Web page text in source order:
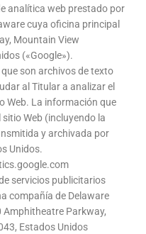
analítica web prestado por
cuya oficina principal
Mountain View
(«Google»).
son archivos de texto
al Titular a analizar el
Web. La información que
Web (incluyendo la
y archivada por
Unidos.
servicios publicitarios
compañía de Delaware
Parkway,
Estados Unidos